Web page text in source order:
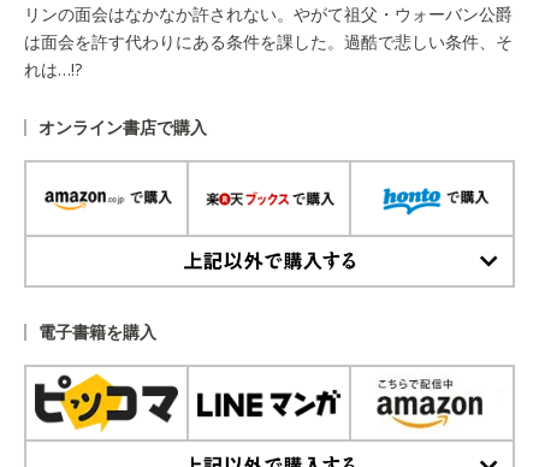
リンの面会はなかなか許されない。やがて祖父・ウォーバン公爵
は面会を許す代わりにある条件を課した。過酷で悲しい条件、そ
れは…!?
オンライン書店で購入
電子書籍を購入